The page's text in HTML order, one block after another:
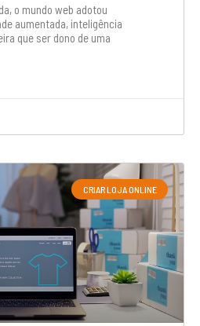
o mundo web adotou
aumentada, inteligência
que ser dono de uma
CRIAR LOJA ONLINE